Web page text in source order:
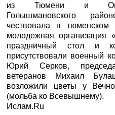
из Тюмени и
Голышмановского
чествовала в тюменском
молодежная организация
праздничный стол и
присутствовали военный
Юрий Серков,
ветеранов Михаил
возложили цветы у
(мольба ко Всевышнему).
Ислам.Ru